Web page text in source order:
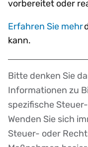
vorbereitet oder
Erfahren Sie mehr
kann.
Disclaimer
Bitte denken Sie
Informationen zu
spezifische
Wenden Sie sich
Steuer- oder